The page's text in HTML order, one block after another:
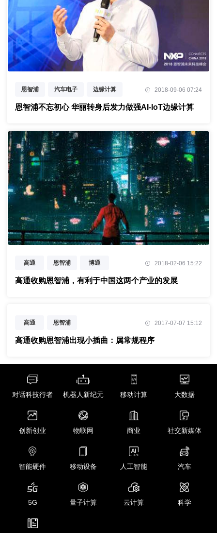
恩智浦 汽车电子 边缘计算 2018-09-06 07:24
恩智浦不忘初心 华丽转身后发力做强AI-IoT边缘计算
高通 恩智浦 博通
5G 物联网 车联网
2018-02-06 15:22
高通收购恩智浦，有利于中国这两个产业的发展
高通 恩智浦 2017-07-07 15:12
高通收购恩智浦出现小插曲：属常规程序
对话科技行者 机器人新纪元 移动计算 大数据
创新创业 物联网 商业 社交新媒体
智能硬件 移动设备 人工智能 汽车
5G 量子计算 云计算 科学